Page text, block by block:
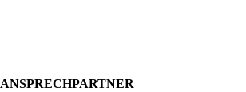
ANSPRECHPARTNER